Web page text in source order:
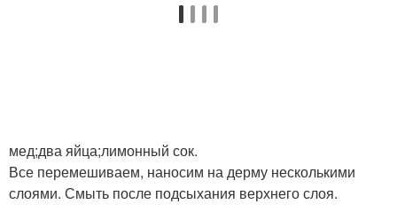
мед;два яйца;лимонный сок.
Все перемешиваем, наносим на дерму несколькими
слоями. Смыть после подсыхания верхнего слоя.